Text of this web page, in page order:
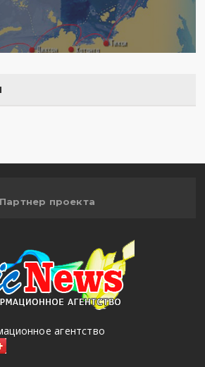
Партнер проекта
агентство